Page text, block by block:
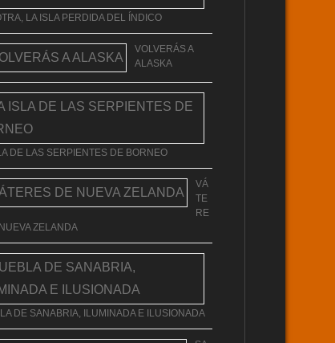
LA ISLA PERDIDA DEL ÍNDICO
VOLVERÁS A
ALASKA
DE LAS SERPIENTES DE BORNEO
VÁ
TE
RE
ZELANDA
DE SANABRIA, ILUMINADA E ILUSIONADA